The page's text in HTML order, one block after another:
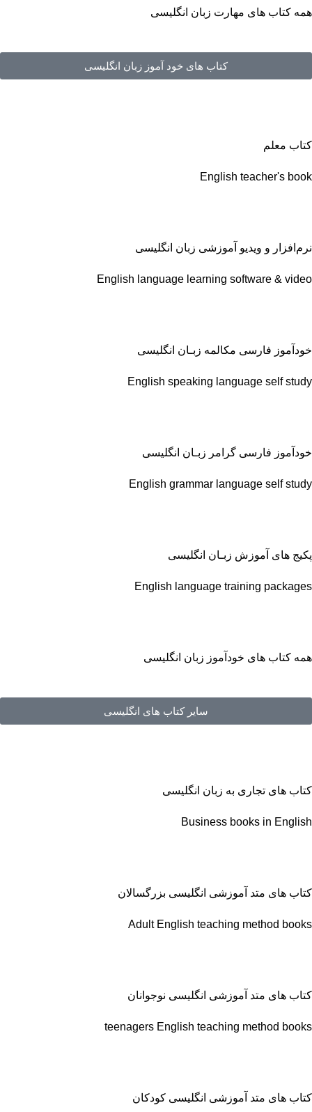
همه کتاب های مهارت زبان انگلیسی
کتاب های خود آموز زبان انگلیسی
کتاب معلم
English teacher's book
نرم‌افزار و ویدیو آموزشی زبان انگلیسی
English language learning software & video
خودآموز فارسی مکالمه زبـان انگلیسی
English speaking language self study
خودآموز فارسی گرامر زبـان انگلیسی
English grammar language self study
پکیج های آموزش زبـان انگلیسی
English language training packages
همه کتاب های خودآموز زبان انگلیسی
سایر کتاب های انگلیسی
کتاب های تجاری به زبان انگلیسی
Business books in English
کتاب های متد آموزشی انگلیسی بزرگسالان
Adult English teaching method books
کتاب های متد آموزشی انگلیسی نوجوانان
teenagers English teaching method books
کتاب های متد آموزشی انگلیسی کودکان